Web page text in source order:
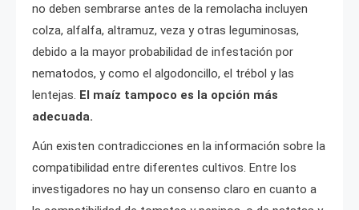
no deben sembrarse antes de la remolacha incluyen
colza, alfalfa, altramuz, veza y otras leguminosas,
debido a la mayor probabilidad de infestación por
nematodos, y como el algodoncillo, el trébol y las
lentejas. El maíz tampoco es la opción más
adecuada.
Aún existen contradicciones en la información sobre la
compatibilidad entre diferentes cultivos. Entre los
investigadores no hay un consenso claro en cuanto a